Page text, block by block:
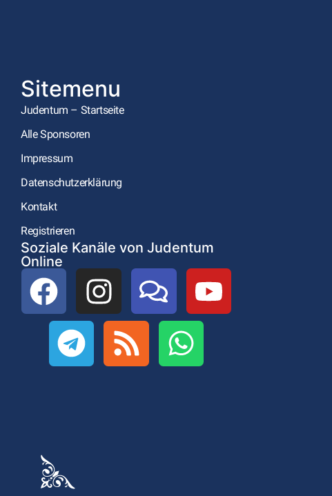
Sitemenu
Judentum – Startseite
Alle Sponsoren
Impressum
Datenschutzerklärung
Kontakt
Registrieren
Soziale Kanäle von Judentum
Online